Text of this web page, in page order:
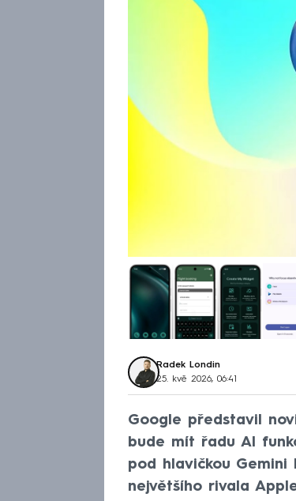
Radek Londin
25. kvě 2026, 06:41
Google představil
bude mít řadu AI
pod hlavičkou Gemini
největšího rivala